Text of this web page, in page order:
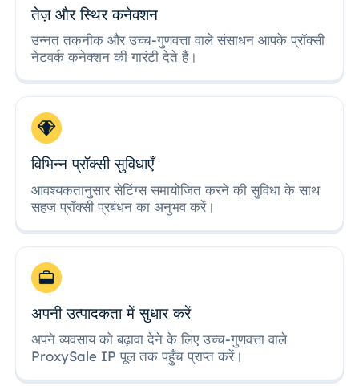
तेज़ और स्थिर कनेक्शन
उन्नत तकनीक और उच्च-गुणवत्ता वाले संसाधन आपके प्रॉक्सी
नेटवर्क कनेक्शन की गारंटी देते हैं।
विभिन्न प्रॉक्सी सुविधाएँ
आवश्यकतानुसार सेटिंग्स समायोजित करने की सुविधा के साथ
सहज प्रॉक्सी प्रबंधन का अनुभव करें।
अपनी उत्पादकता में सुधार करें
अपने व्यवसाय को बढ़ावा देने के लिए उच्च-गुणवत्ता वाले
ProxySale IP पूल तक पहुँच प्राप्त करें।